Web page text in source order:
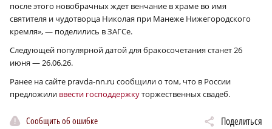
после этого новобрачных ждет венчание в храме во имя
святителя и чудотворца Николая при Манеже Нижегородского
кремля», — поделились в ЗАГСе.
Следующей популярной датой для бракосочетания станет 26
июня — 26.06.26.
Ранее на сайте pravda-nn.ru сообщили о том, что в России
предложили ввести господдержкуторжественных свадеб.
Сообщить об ошибке Поделиться